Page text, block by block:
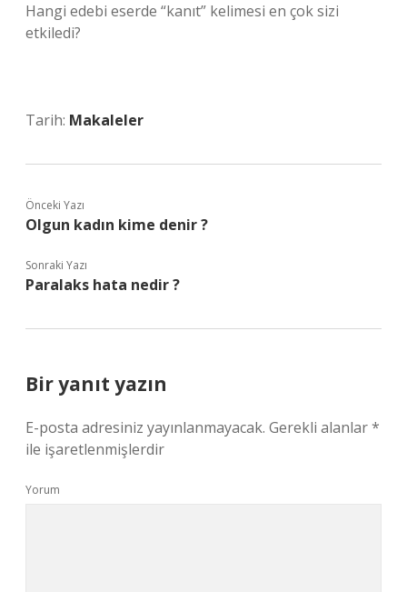
Hangi edebi eserde “kanıt” kelimesi en çok sizi
etkiledi?
Tarih: Makaleler
Önceki Yazı
Olgun kadın kime denir ?
Sonraki Yazı
Paralaks hata nedir ?
Bir yanıt yazın
E-posta adresiniz yayınlanmayacak. Gerekli alanlar*
ile işaretlenmişlerdir
Yorum